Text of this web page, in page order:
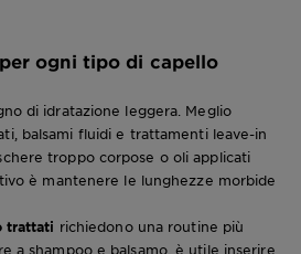
ogni tipo di capello
di idratazione leggera. Meglio
balsami fluidi e trattamenti leave-in
troppo corpose o oli applicati
è mantenere le lunghezze morbide
trattati richiedono una routine più
a shampoo e balsamo, è utile inserire